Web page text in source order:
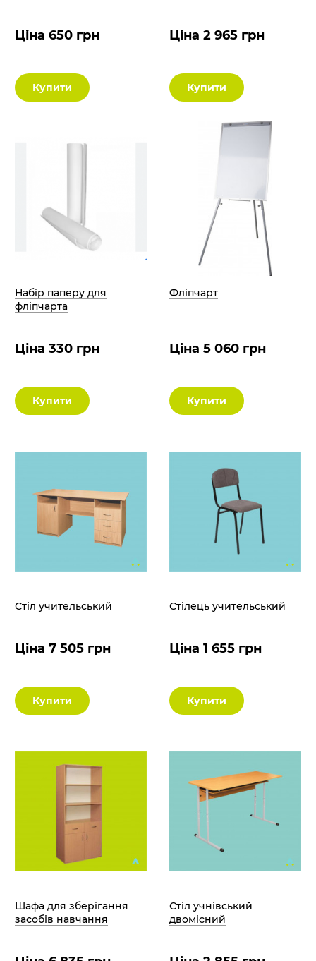
Ціна 650 грн
Купити
Ціна 2 965 грн
Купити
Набір паперу для
фліпчарта
Ціна 330 грн
Купити
Фліпчарт
Ціна 5 060 грн
Купити
Стіл учительський
Ціна 7 505 грн
Купити
Стілець учительський
Ціна 1 655 грн
Купити
Шафа для зберігання
засобів навчання
Стіл учнівський
двомісний